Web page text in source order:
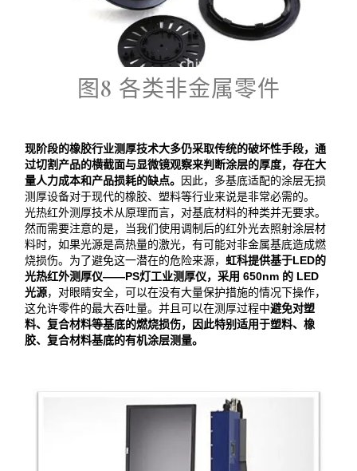
图8 各类非金属零件
现阶段的橡胶行业测厚技术大多仍采取传统的破坏性手段，通
过切割产品的横截面与显微镜观察来判断涂层的厚度，存在大
量人力成本和产品损耗的缺点。
因此，多基底适配的涂层无损
测厚设备对于现代的橡胶、塑料等行业来说是非常必需的。
光热红外测厚技术从原理而言，对基底材料的种类并无要求。
然而需要注意的是，当我们使用调制后的红外光去照射涂层材
料时，如果光源是高热量的激光，有可能对非金属基底造成燃
烧损伤。为了避免这一潜在的危险来源， 虹科提供基于LED的
光热红外测厚仪——PS灯工业测厚仪，采用 650nm 的 LED
光源，对眼睛安全，可以在没有大量保护措施的情况下操作，
这允许零件的最大吞吐量。并且可以在测厚过程中避免对塑
料、复合材料等基底的燃烧损伤，因此特别适用于塑料、橡
胶、复合材料基底的有机涂层测量。